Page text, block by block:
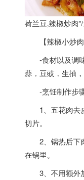
荷兰豆,辣椒炒肉
【辣椒小炒肉
-食材以及调
蒜，豆豉，生抽，
-烹饪制作步
1、五花肉去
切片。
2、锅热后下
在锅里。
3、不用额外